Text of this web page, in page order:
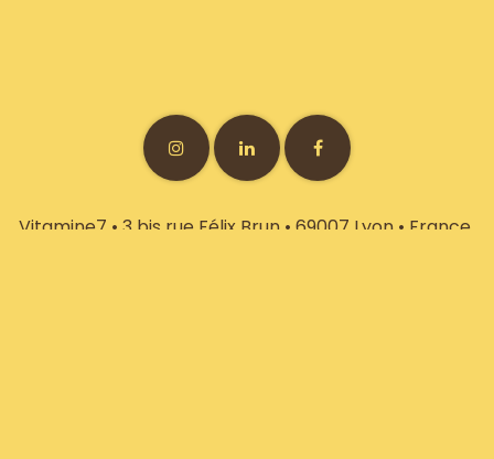
Vitamine7 • 3 bis rue Félix Brun • 69007 Lyon • France